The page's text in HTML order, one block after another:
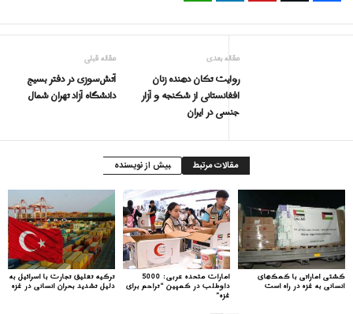
مقاله قبلی
آتش‌سوزی در دفتر بسیج
دانشگاه آزاد تهران شمال
مقاله بعدی
روایت تكان دهنده زنان
افغانستانی از شکنجه و آزار
جنسی در ایران
مقالات مرتبط بیش از نویسنده
ترکیه تعلیق تجارت با اسرائیل به
دلیل تشدید بحران انسانی در غزه
امارات متحده عربی: 5000
داوطلب در کمپین “تراحم برای
غزه”
کشتی اماراتی با کمک‌های
انسانی به غزه در راه است